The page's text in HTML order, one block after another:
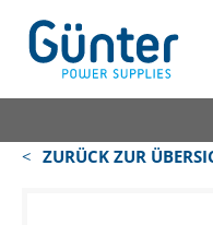
ZURÜCK ZUR